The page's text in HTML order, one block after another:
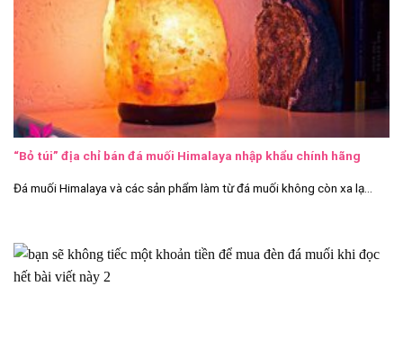
“Bỏ túi” địa chỉ bán đá muối Himalaya nhập khẩu chính hãng
Đá muối Himalaya và các sản phẩm làm từ đá muối không còn xa lạ...